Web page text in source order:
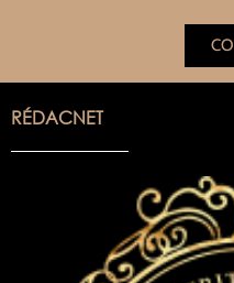
RÉDACNET